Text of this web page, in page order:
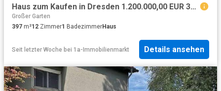
Haus zum Kaufen in Dresden 1.200.000,00 EUR 397.64 m²
Großer Garten
397 m²12 Zimmer1 BadezimmerHaus
Seit letzter Woche bei 1a-Immobilienmarkt Details ansehen